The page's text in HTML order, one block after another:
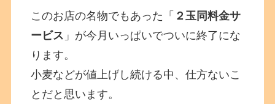
このお店の名物でもあった「 ２玉同料金サ
ービス 」が今月いっぱいでついに終了にな
ります。
小麦などが値上げし続ける中、仕方ないこ
とだと思います。